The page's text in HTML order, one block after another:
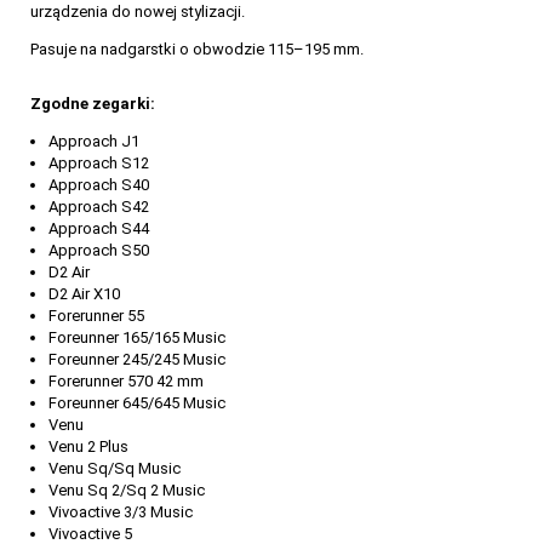
urządzenia do nowej stylizacji.
Pasuje na nadgarstki o obwodzie 115–195 mm.
Zgodne zegarki:
Approach J1
Approach S12
Approach S40
Approach S42
Approach S44
Approach S50
D2 Air
D2 Air X10
Forerunner 55
Foreunner 165/165 Music
Foreunner 245/245 Music
Forerunner 570 42 mm
Foreunner 645/645 Music
Venu
Venu 2 Plus
Venu Sq/Sq Music
Venu Sq 2/Sq 2 Music
Vivoactive 3/3 Music
Vivoactive 5